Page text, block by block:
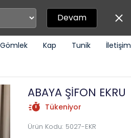
Devam
Gömlek Kap Tunik İletişim
ABAYA ŞİFON EKRU
Tükeniyor
Ürün Kodu: 5027-EKR